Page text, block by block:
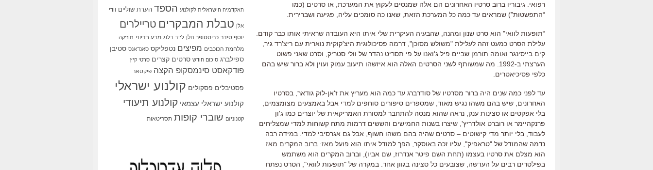
רפואי. גיבוריו ברוב סרטיו האחרונים הם אלה שמנסים לעקוץ את המערכת, או סרטים (כמו
“התפשטות”) שמראים עד כמה כל המערכת הזאת, שאנו כה סומכים עליה, פגיעה ושברירית.
“תופעות לוואי" הוא סרט שנון ומהנה, שהבעיה העיקרית שלי איתו היא העובדה שראיתי אותו כבר קודם.
עלילת הסרט כמעט זהה לעלילת "משולש מסוכן", דרמה פסיכולוגית היצ'קוקית נוארית עם ריצ'רד גיר,
קים בייסינגר ואומה תורמן שביים פיל ג'ואנו על פי תסריט נהדר של וולי סטריק, וסרט שאני פשוט
הערצתי ב-1992. מה שמשותף לשני הסרטים האלה הוא איזשהו תיעוב עמוק ועוין ולא ברור שיש בהם
כלפי פסיכיאטרים.
עד לפני כמה שנים היה ברור מסרטיו של סודרברג עד כמה הוא מעריץ את ז'אן-לוק גודאר, בסרטיו
האחרונים, שיש בהם משהו נגיש מאוד, שמספרים סיפורים סוחפים למדי אבל באמצעים מצומצמים,
בלי אפקטים או סצינות ענק, נראה שהוא מנסה להתחבר למסורת האמריקאית של יוצרים כמו ג'ון
פרנקהיימר או רוברט אולדריץ', שיצרו בשנות החמישים והששים דרמות מתח קשוחות למדי שמצליחים
לעבוד, בלי יותר מדי קישוטים – סרטים שהיה בהם משהו חשוף, אבל גם אגרסיבי למדי. במידה רבה
נדמה שהמודל של "טראפיק", עליו זכה באוסקר, הפך למודל איתו הוא פועל מאז: ברוב המקרים מאז
הוא מצלם את סרטיו בעצמו (תחת השם פיטר אנדרוז, שם אביו), וברוב המקרים הוא משתמש
בפילטרים רבים על העדשה, שצובעים כל סצינה בגוון אחר. במקרה של "תופעות לוואי", הסרט נפתח
האקדמיה הישראלית לקולנוע הספד הערת שוליים וודי
אלן טבלת המבקרים טריילרים
יוסף סידר כריסטופר נולן לייב בלוג מדע בדיוני מוזיקה
מלחמת הכוכבים מפיצים נטפליקס סאנדאנס סטיבן
ספילברג סיכום חודש סרטים קצרים סרטי קיץ
פודקאסט סינמסקופ הקצה פיקסאר
פסטיבלים פסקולים קולנוע ישראלי
קולנוע ישראלי עצמאי קולנוע תיעודי
קטנוניזם שוברי קופות תסריטאות